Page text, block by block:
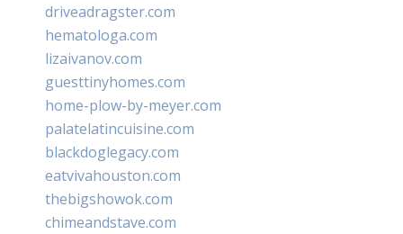
driveadragster.com
hematologa.com
lizaivanov.com
guesttinyhomes.com
home-plow-by-meyer.com
palatelatincuisine.com
blackdoglegacy.com
eatvivahouston.com
thebigshowok.com
chimeandstave.com